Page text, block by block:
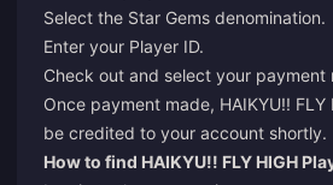
Select the Star Gems denomination.
Enter your Player ID.
Check out and select your payment
Once payment made, HAIKYU!! FLY
be credited to your account shortly.
How to find HAIKYU!! FLY HIGH